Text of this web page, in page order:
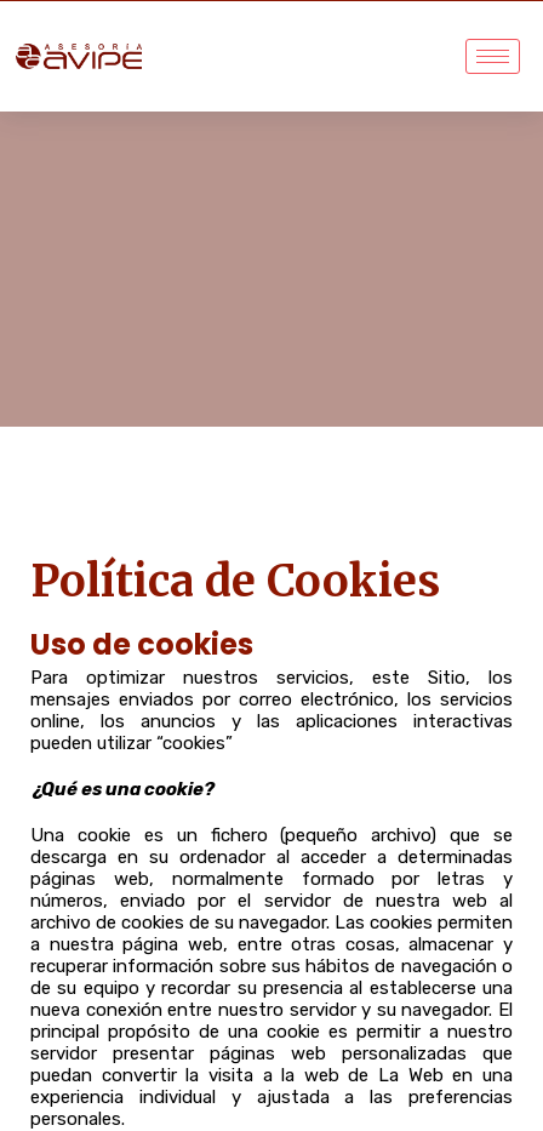
Política de Cookies
Uso de cookies
Para optimizar nuestros servicios, este Sitio, los
mensajes enviados por correo electrónico, los servicios
online, los anuncios y las aplicaciones interactivas
pueden utilizar “cookies”
¿Qué es una cookie?
Una cookie es un fichero (pequeño archivo) que se
descarga en su ordenador al acceder a determinadas
páginas web, normalmente formado por letras y
números, enviado por el servidor de nuestra web al
archivo de cookies de su navegador. Las cookies permiten
a nuestra página web, entre otras cosas, almacenar y
recuperar información sobre sus hábitos de navegación o
de su equipo y recordar su presencia al establecerse una
nueva conexión entre nuestro servidor y su navegador. El
principal propósito de una cookie es permitir a nuestro
servidor presentar páginas web personalizadas que
puedan convertir la visita a la web de La Web en una
experiencia individual y ajustada a las preferencias
personales.